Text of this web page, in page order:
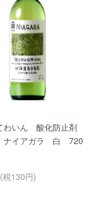
わいん 酸化防止剤
ナイアガラ 白 720
税130円)